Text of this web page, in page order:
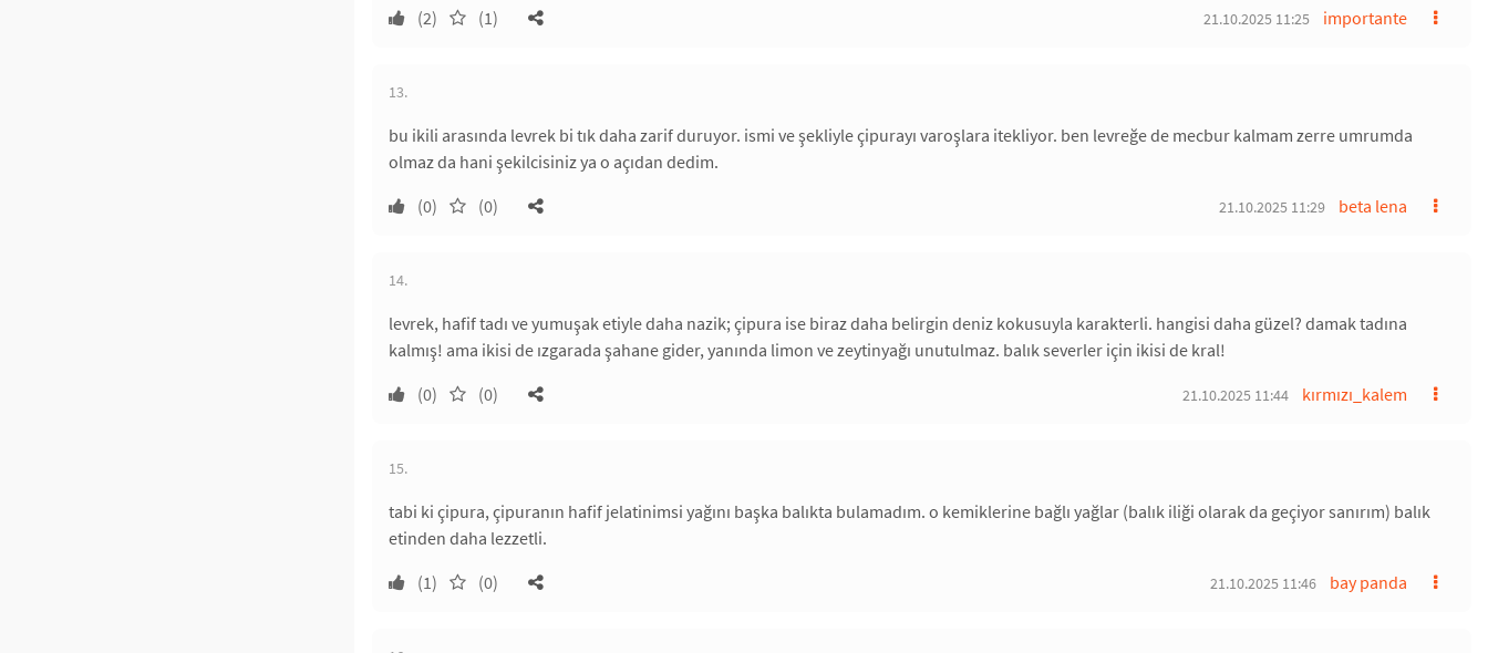
(2)
(1) importante
21.10.2025 11:25
13.
bu ikili arasında levrek bi tık daha zarif duruyor. ismi ve şekliyle çipurayı varoşlara itekliyor. ben levreğe de mecbur kalmam zerre umrumda
olmaz da hani şekilcisiniz ya o açıdan dedim.
(0)
(0) beta lena
21.10.2025 11:29
14.
levrek, hafif tadı ve yumuşak etiyle daha nazik; çipura ise biraz daha belirgin deniz kokusuyla karakterli. hangisi daha güzel? damak tadına
kalmış! ama ikisi de ızgarada şahane gider, yanında limon ve zeytinyağı unutulmaz. balık severler için ikisi de kral!
(0)
(0) kırmızı_kalem
21.10.2025 11:44
15.
tabi ki çipura, çipuranın hafif jelatinimsi yağını başka balıkta bulamadım. o kemiklerine bağlı yağlar (balık iliği olarak da geçiyor sanırım) balık
etinden daha lezzetli.
(1)
(0) bay panda
21.10.2025 11:46